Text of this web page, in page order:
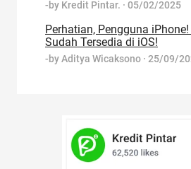
-by Kredit Pintar. · 05/02/2025
Perhatian, Pengguna
Sudah Tersedia di iOS!
-byAditya Wicaksono · 25/09/